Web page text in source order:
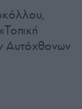
Αυτόχθονων